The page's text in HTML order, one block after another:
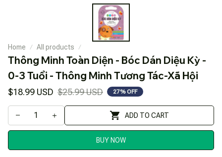
Home All products
Thông Minh Toàn Diện - Bóc Dán Diệu Kỳ -
0-3 Tuổi - Thông Minh Tương Tác-Xã Hội
$18.99 USD $25.99 USD 27% OFF
ADD TO CART
BUY NOW